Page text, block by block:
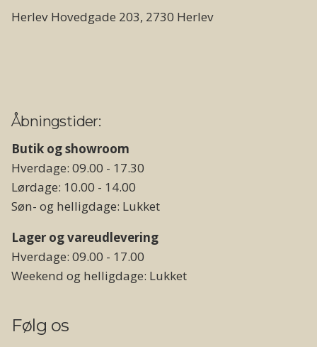
Herlev Hovedgade 203, 2730 Herlev
Åbningstider:
Butik og showroom
Hverdage: 09.00 - 17.30
Lørdage: 10.00 - 14.00
Søn- og helligdage: Lukket
Lager og vareudlevering
Hverdage: 09.00 - 17.00
Weekend og helligdage: Lukket
Følg os